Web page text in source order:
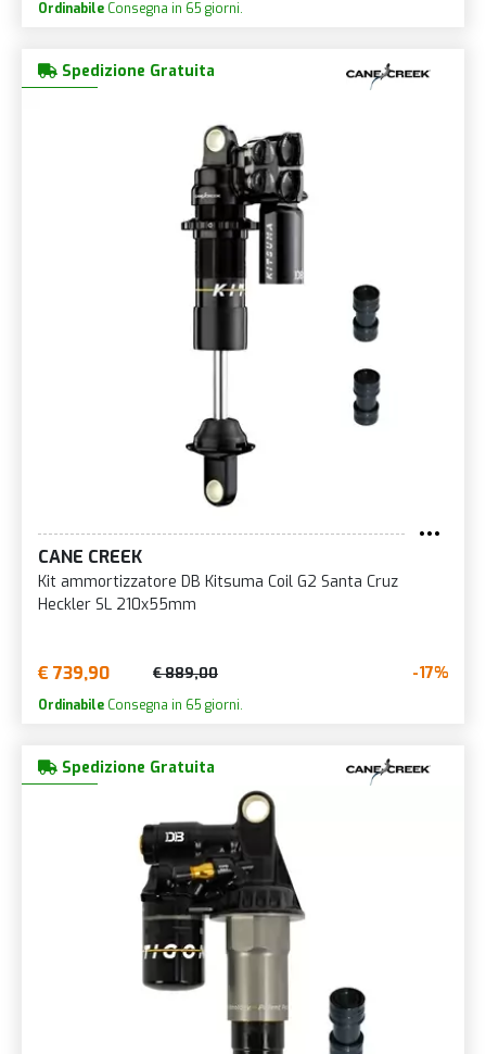
Ordinabile Consegna in 65 giorni.
Spedizione Gratuita
CANE CREEK
Kit ammortizzatore DB Kitsuma Coil G2 Santa Cruz
Heckler SL 210x55mm
€ 739,90 € 889,00 -17%
Ordinabile Consegna in 65 giorni.
Spedizione Gratuita